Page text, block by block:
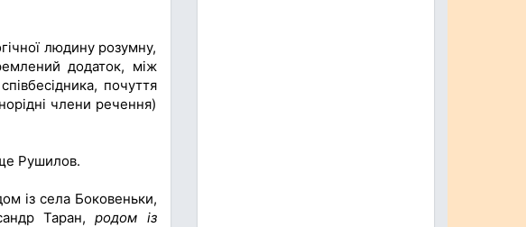
людину розумну,
додаток, між
почуття
члени речення)
Рушилов.
із села Боковеньки,
Таран,родом із